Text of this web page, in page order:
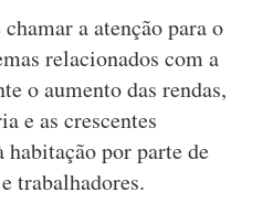
a atenção para o
relacionados com a
o aumento das rendas,
e as crescentes
habitação por parte de
trabalhadores.